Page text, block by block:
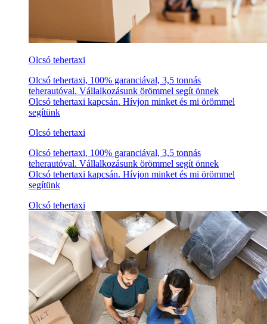
Olcsó tehertaxi
Olcsó tehertaxi, 100% garanciával, 3,5 tonnás
teherautóval. Vállalkozásunk örömmel segít önnek
Olcsó tehertaxi kapcsán. Hívjon minket és mi örömmel
segítünk
Olcsó tehertaxi
Olcsó tehertaxi, 100% garanciával, 3,5 tonnás
teherautóval. Vállalkozásunk örömmel segít önnek
Olcsó tehertaxi kapcsán. Hívjon minket és mi örömmel
segítünk
Olcsó tehertaxi